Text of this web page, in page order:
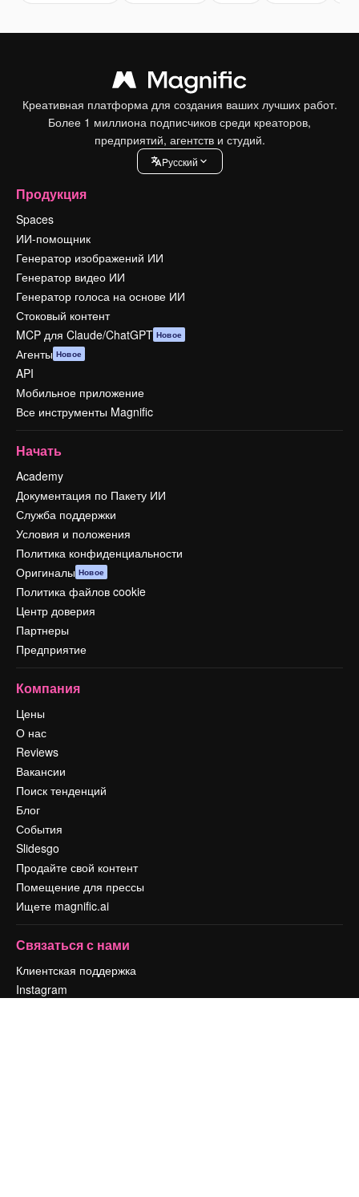
Креативная платформа для создания ваших лучших работ.
Более 1 миллиона подписчиков среди креаторов,
предприятий, агентств и студий.
Pусский
Продукция
Spaces
ИИ-помощник
Генератор изображений ИИ
Генератор видео ИИ
Генератор голоса на основе ИИ
Стоковый контент
MCP для Claude/ChatGPT Новое
Агенты Новое
API
Мобильное приложение
Все инструменты Magnific
Начать
Academy
Документация по Пакету ИИ
Служба поддержки
Условия и положения
Политика конфиденциальности
Оригиналы Новое
Политика файлов cookie
Центр доверия
Партнеры
Предприятие
Компания
Цены
О нас
Reviews
Вакансии
Поиск тенденций
Блог
События
Slidesgo
Продайте свой контент
Помещение для прессы
Ищете magnific.ai
Связаться с нами
Клиентская поддержка
Instagram